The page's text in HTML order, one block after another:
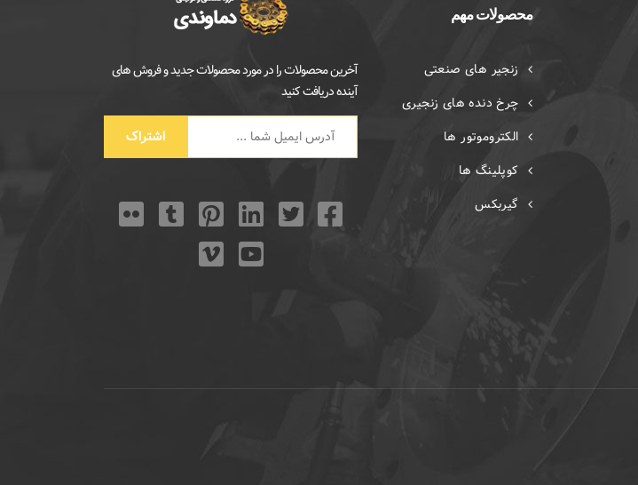
محصولات مهم
زنجیر های صنعتی
چرخ دنده های زنجیری
الکتروموتور ها
کوپلینگ ها
گیربکس
آخرین محصولات را در مورد محصولات جدید و فروش های
آینده دریافت کنید
اشتراک